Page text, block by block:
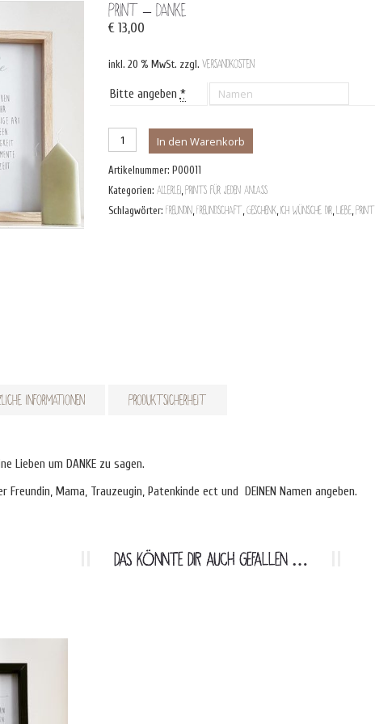
Print – Danke
€13,00
inkl. 20 % MwSt. zzgl. Versandkosten
Bitte angeben *
Print
-
Danke
Menge
In den Warenkorb
Artikelnummer: P00011
Kategorien: Allerlei,Prints für jeden Anlass
Schlagwörter: Freundin,Freundschaft,Geschenk,Ich wünsche dir,Liebe,Print
Informationen Produktsicherheit
Lieben um DANKE zu sagen.
Freundin, Mama, Trauzeugin, Patenkinde ect und DEINEN Namen angeben.
DAS KÖNNTE DIR AUCH GEFALLEN …